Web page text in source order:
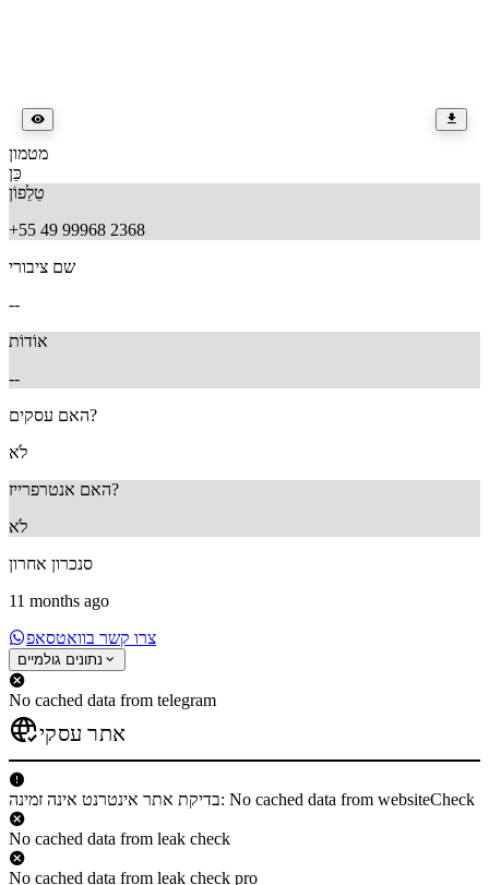
מטמון
כֵּן
טֵלֵפוֹן
+55 49 99968 2368
שם ציבורי
--
אוֹדוֹת
--
האם עסקים?
לֹא
האם אנטרפרייז?
לֹא
סנכרון אחרון
11 months ago
צרו קשר בוואטסאפ
נתונים גולמיים
No cached data from telegram
אתר עסקי
בדיקת אתר אינטרנט אינה זמינה: No cached data from websiteCheck
No cached data from leak check
No cached data from leak check pro